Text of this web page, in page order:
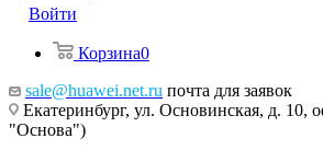
Войти
Корзина0
sale@huawei.net.ru почта для заявок
Екатеринбург, ул. Основинская, д. 10,
"Основа")